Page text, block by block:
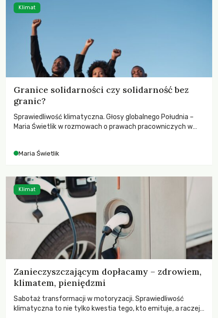
Granice solidarności czy solidarność bez
granic?
Sprawiedliwość klimatyczna. Głosy globalnego Południa –
Maria Świetlik w rozmowach o prawach pracowniczych w
Maria Świetlik
Klimat
Zanieczyszczającym dopłacamy – zdrowiem,
klimatem, pieniędzmi
Sabotaż transformacji w motoryzacji. Sprawiedliwość
klimatyczna to nie tylko kwestia tego, kto emituje, a raczej
Klimat